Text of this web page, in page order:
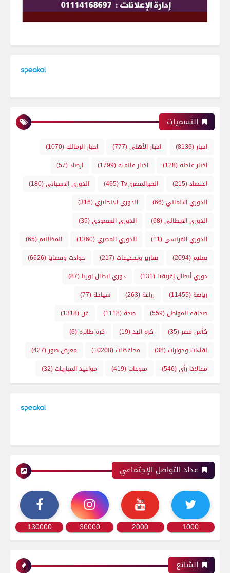
التسميات
اخبار (8136) اخبار الأهلي(777) اخبار الزمالك(1070)
اخبار عاجله(128) اخبار عالمية(1799) ارصاد(57)
اقتصاد(215) الخبرالمصريTv (465) الدوري الاسباني(180)
الدوري الالماني(66) الدوري الانجليزي(316)
الدوري الايطالي(68) الدوري السعودي(35)
الدوري الفرنسي(11) الدوري المصري(1360) المظاليم(65)
تعليم(2094) تقارير وتحقيقات(217) حوادث وقضايا (6626)
دوري أبطال إفريقيا (131) دوري ابطال اوربا (87)
رياضة(11455) زراعة(263) سياحة(77)
صحافة المواطن(559) صحة(1118) فن(1318)
كأس مصر (35) كرة اليد(19) كرة طائرة(6)
لقاءات وحوارات(38) محافظات(10208) معرض صور (427)
مقالات رأي(546) منوعات(419) مواعيد المباريات(32)
عداد التواصل الإجتماعي
1000
2000
30000
130000
الشائع